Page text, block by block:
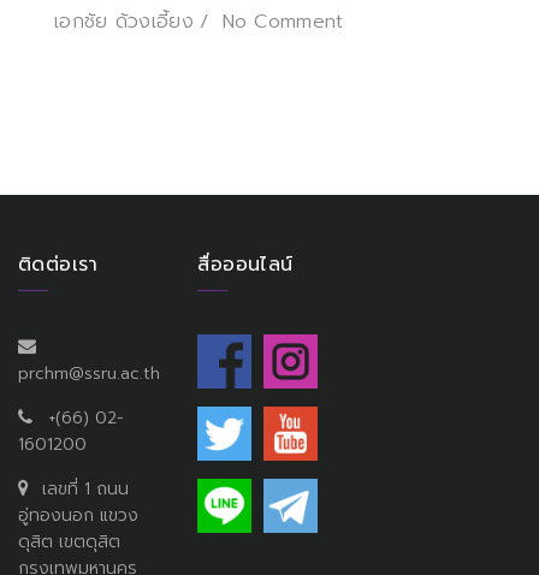
เอกชัย ด้วงเอี้ยง
No Comment
ติดต่อเรา
prchm@ssru.ac.th
+(66) 02-
1601200
เลขที่ 1 ถนน
อู่ทองนอก แขวง
ดุสิต เขตดุสิต
กรุงเทพมหานคร
สื่อออนไลน์